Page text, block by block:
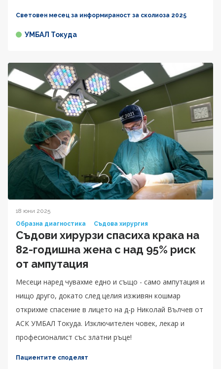
Световен месец за информираност за сколиоза 2025
УМБАЛ Токуда
18 юни 2025
Образна диагностика
Съдова хирургия
Съдови хирурзи спасиха крака на
82-годишна жена с над 95% риск
от ампутация
Месеци наред чувахме едно и също - само ампутация и
нищо друго, докато след целия изживян кошмар
открихме спасение в лицето на д-р Николай Вълчев от
АСК УМБАЛ Токуда. Изключителен човек, лекар и
професионалист със златни ръце!
Пациентите споделят